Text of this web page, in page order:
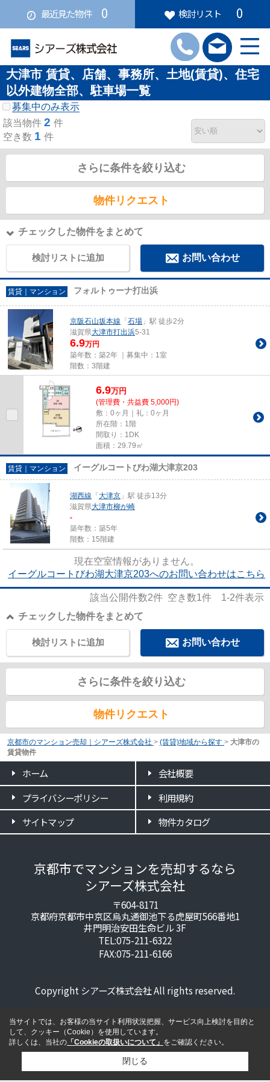
最近見た物件 0 検討リスト 0
大津市 賃貸、店舗、事務所、土地(賃貸)、住宅
以外建物全部、駐車場一覧
募集中のみ表示
該当物件 2 件
空き数 1 件
さらに条件を絞り込む
物件リクエスト
チェックした物件をまとめて
検討リストに追加 お問い合わせ
賃貸｜マンション フォルトゥーナ打出浜
京阪石山坂本線 「 石場 」駅 徒歩2分
滋賀県大津市打出浜5-31
6.9万円
築年数：築2年 ｜募集中： 1室
階数：3階建
6.9万円
(管理費・共益費 5,000円)
敷：0ヶ月｜礼：0ヶ月
所在階：1階
間取り：1DK
面積：29.79㎡
賃貸｜マンション イーグルコートびわ湖大津京203
湖西線 「 大津京 」駅 徒歩13分
滋賀県大津市柳が崎
-
築年数：築5年
階数：15階建
現在空室情報がありません。
イーグルコートびわ湖大津京203へのお問い合わせはこちら
該当公開件数2件 空き数1件 1-2件表示
チェックした物件をまとめて
お問い合わせ
検討リストに追加
さらに条件を絞り込む
物件リクエスト
京都市のマンション売却｜シアーズ株式会社 > (賃貸)地域から探す > 大津市の
賃貸物件
ホーム
会社概要
プライバシーポリシー
利用規約
サイトマップ
物件カタログ
京都市でマンションを売却するなら
シアーズ株式会社
〒604-8171
京都府京都市中京区烏丸通御池下る虎屋町566番地1
井門明治安田生命ビル 3F
TEL:075-211-6322
FAX:075-211-6166
Copyright シアーズ株式会社 All rights reserved.
当サイトでは、お客様の当サイト利用状況把握、サービス向上検討を目的と
して、クッキー（Cookie）を使用しています。
詳しくは、当社の 「Cookieの取扱いについて」 をご確認ください。
閉じる